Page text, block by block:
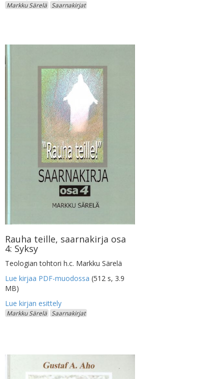
Markku Särelä Saarnakirjat
Rauha teille, saarnakirja osa
4: Syksy
Teologian tohtori h.c. Markku Särelä
Lue kirjaa PDF-muodossa (512 s, 3.9
MB)
Markku Särelä Saarnakirjat